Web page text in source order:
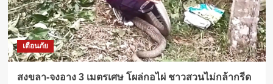
เตือนภัย
สงขลา-จงอาง 3 เมตรเศษ โผล่กอไผ่ ชาวสวนไม่กล้ากรีด